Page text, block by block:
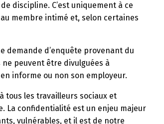
discipline. C’est uniquement à ce
membre intimé et, selon certaines
demande d’enquête provenant du
peuvent être divulguées à
informe ou non son employeur.
tous les travailleurs sociaux et
La confidentialité est un enjeu majeur
vulnérables, et il est de notre